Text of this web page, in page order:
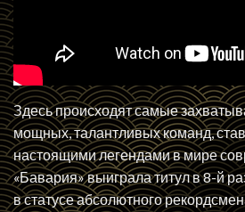
Здесь происходят самые
мощных, талантливых команд,
настоящими легендами в мире
«Бавария» выиграла титул в 8-й
в статусе абсолютного